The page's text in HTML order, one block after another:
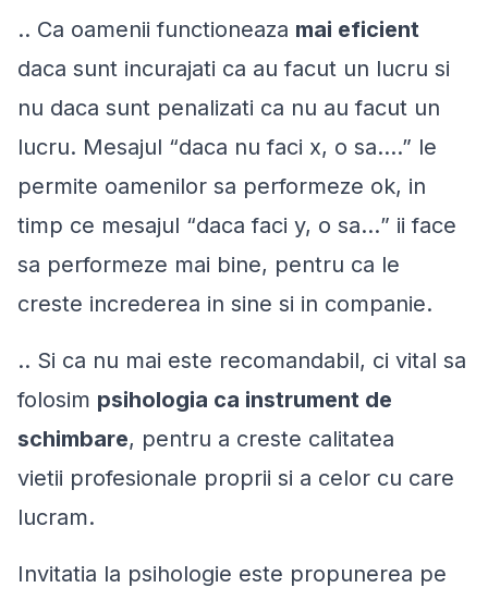
.. Ca oamenii functioneaza mai eficient
daca sunt incurajati ca au facut un lucru si
nu daca sunt penalizati ca nu au facut un
lucru. Mesajul “daca nu faci x, o sa….” le
permite oamenilor sa performeze ok, in
timp ce mesajul “daca faci y, o sa…” ii face
sa performeze mai bine, pentru ca le
creste increderea in sine si in companie.
.. Si ca nu mai este recomandabil, ci vital sa
folosim psihologia ca instrument de
schimbare, pentru a creste calitatea
vietii profesionale proprii si a celor cu care
lucram.
Invitatia la psihologie este propunerea pe